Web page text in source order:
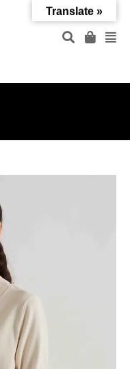
Translate »